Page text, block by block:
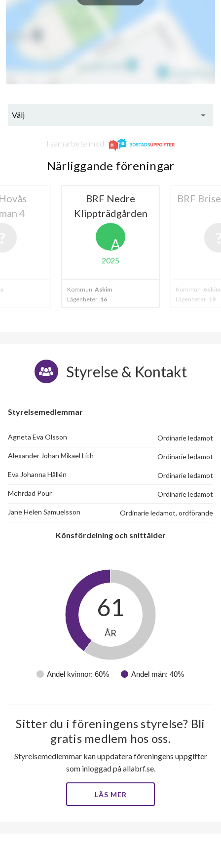
5
Välj
I samarbete med
Närliggande föreningar
BRF Brisen i Askim
Kommun Askim
Lägenheter 19
HSB
Kommun
Lägenheter 224
Styrelse & Kontakt
Styrelsemedlemmar
Agneta Eva Olsson Ordinarie ledamot
Alexander Johan Mikael Lith Ordinarie ledamot
Eva Johanna Hållén Ordinarie ledamot
Mehrdad Pour Ordinarie ledamot
Jane Helen Samuelsson Ordinarie ledamot, ordförande
Könsfördelning och snittålder
Andel kvinnor: 60% Andel män: 40%
61
ÅR
Sitter du i föreningens styrelse? Bli
gratis medlem hos oss.
Styrelsemedlemmar kan uppdatera föreningens uppgifter
som inloggad på allabrf.se.
LÄS MER